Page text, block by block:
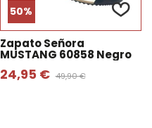
50%
Zapato Señora
MUSTANG 60858 Negro
24,95 € 49,90 €